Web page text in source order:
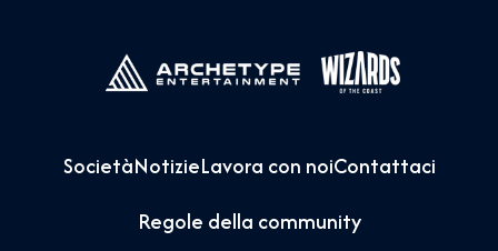
SocietàNotizieLavora con noiContattaci
Regole della community